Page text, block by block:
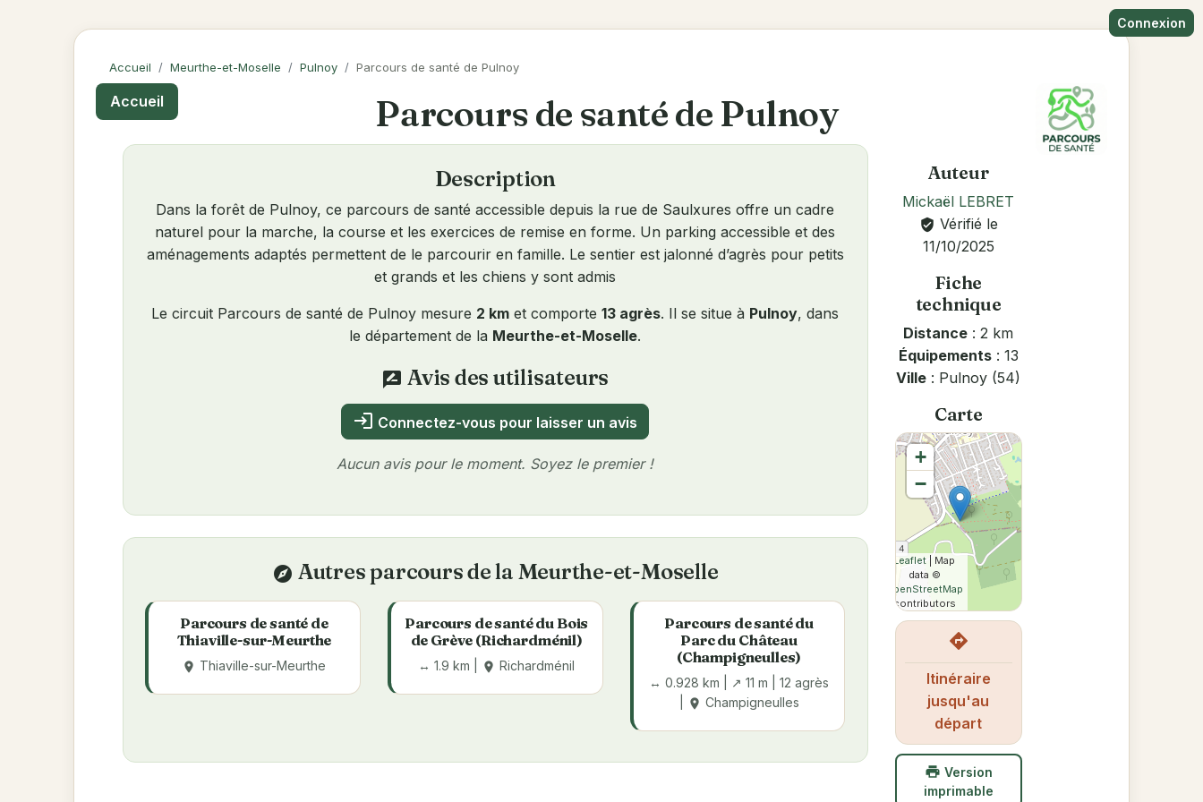
Connexion
Accueil Meurthe-et-Moselle Pulnoy Parcours de santé de Pulnoy
Accueil Parcours de santé de Pulnoy
Description
Dans la forêt de Pulnoy, ce parcours de santé accessible depuis la rue de Saulxures offre un cadre
naturel pour la marche, la course et les exercices de remise en forme. Un parking accessible et des
aménagements adaptés permettent de le parcourir en famille. Le sentier est jalonné d’agrès pour petits
et grands et les chiens y sont admis
Le circuit Parcours de santé de Pulnoy mesure 2 km et comporte13 agrès. Il se situe à Pulnoy, dans
le département de la Meurthe-et-Moselle.
rate_review Avis des utilisateurs
login Connectez-vous pour laisser un avis
Aucun avis pour le moment. Soyez le premier !
explore Autres parcours de la Meurthe-et-Moselle
Parcours de santé de
Thiaville-sur-Meurthe
place Thiaville-sur-Meurthe
Parcours de santé du Bois
de Grève (Richardménil)
↔ 1.9 km | place Richardménil
Parcours de santé du
Parc du Château
(Champigneulles)
↔ 0.928 km | ↗ 11 m | 12 agrès
place Champigneulles
Auteur
Mickaël LEBRET
verified_user Vérifié le
11/10/2025
Fiche
technique
Distance : 2 km
Équipements: 13
Ville : Pulnoy (54)
Carte
+
−
Leaflet | Map
data ©
OpenStreetMap
contributors
directions
Itinéraire
jusqu'au
départ
print Version
imprimable